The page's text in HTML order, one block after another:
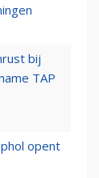
bij
TAP
opent